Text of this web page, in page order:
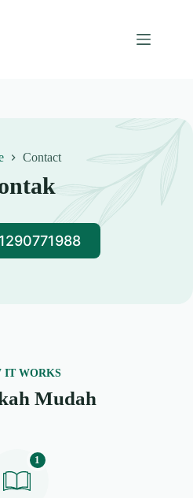
Contact
IT WORKS
Mudah
1